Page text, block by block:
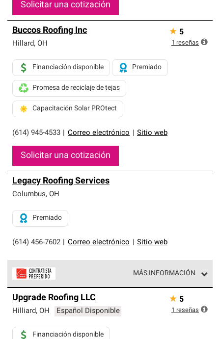
Solicitar una cotización
Buccos Roofing Inc
Hillard, OH
(614) 945-4533 Correo electrónico Sitio web
Financiación disponible Premiado
Promesa de reciclaje de tejas
Capacitación Solar PROtect
Solicitar una cotización
★ 5
1 reseñas
Legacy Roofing Services
Columbus, OH
(614) 456-7602 Correo electrónico Sitio web
Premiado
MÁS INFORMACIÓN
parte de una red exclusiva de profesionales de techos
que cumplen con altos estándares y requisitos estrictos
Upgrade Roofing LLC
Hilliard, OH Español Disponible
Financiación disponible
★ 5
1 reseñas